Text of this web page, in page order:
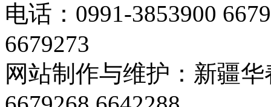
电话：0991-3853900
6679273
网站制作与维护：新疆